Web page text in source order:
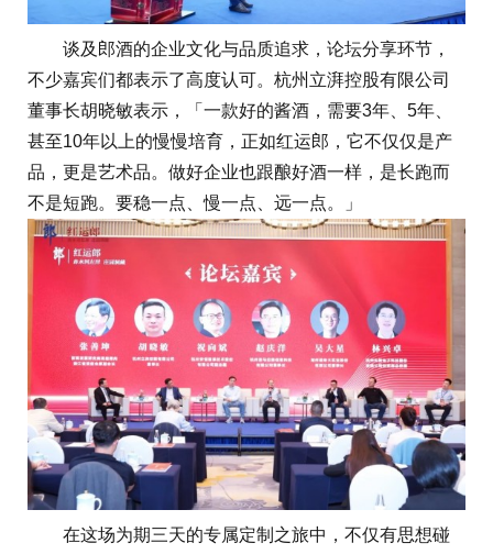
谈及郎酒的企业文化与品质追求，论坛分享环节，
不少嘉宾们都表示了高度认可。杭州立湃控股有限公司
董事长胡晓敏表示，「一款好的酱酒，需要3年、5年、
甚至10年以上的慢慢培育，正如红运郎，它不仅仅是产
品，更是艺术品。做好企业也跟酿好酒一样，是长跑而
不是短跑。要稳一点、慢一点、远一点。」
在这场为期三天的专属定制之旅中，不仅有思想碰